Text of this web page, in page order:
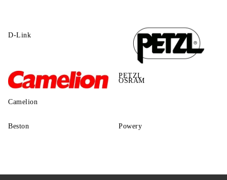
D-Link
PETZL
Camelion
OSRAM
Beston Powery